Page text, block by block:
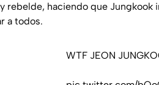
rebelde, haciendo que Jungkook
a todos.
WTF JEON